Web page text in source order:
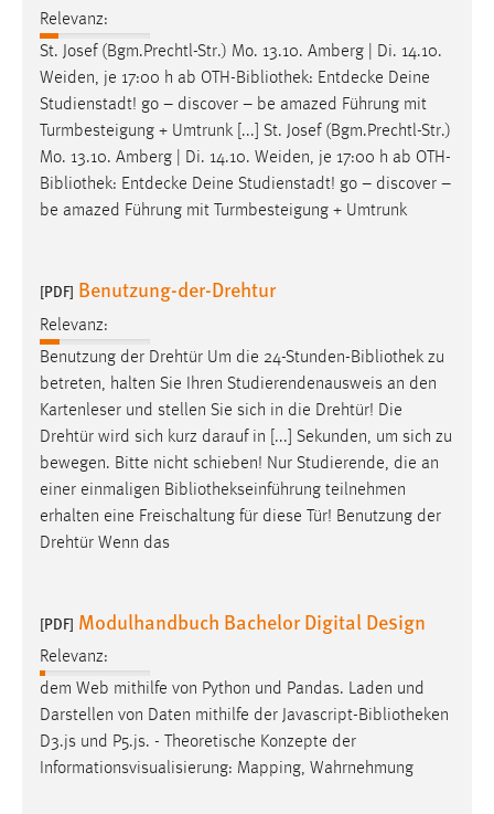
Relevanz:
St. Josef (Bgm.Prechtl-Str.) Mo. 13.10. Amberg | Di. 14.10.
Weiden, je 17:00 h ab OTH-Bibliothek: Entdecke Deine
Studienstadt! go – discover – be amazed Führung mit
Turmbesteigung + Umtrunk [...] St. Josef (Bgm.Prechtl-Str.)
Mo. 13.10. Amberg | Di. 14.10. Weiden, je 17:00 h ab OTH-
Bibliothek: Entdecke Deine Studienstadt! go – discover –
be amazed Führung mit Turmbesteigung + Umtrunk
[PDF] Benutzung-der-Drehtur
Relevanz:
Benutzung der Drehtür Um die 24-Stunden-Bibliothek zu
betreten, halten Sie Ihren Studierendenausweis an den
Kartenleser und stellen Sie sich in die Drehtür! Die
Drehtür wird sich kurz darauf in [...] Sekunden, um sich zu
bewegen. Bitte nicht schieben! Nur Studierende, die an
einer einmaligen Bibliothekseinführung teilnehmen
erhalten eine Freischaltung für diese Tür! Benutzung der
Drehtür Wenn das
[PDF] Modulhandbuch Bachelor Digital Design
Relevanz:
dem Web mithilfe von Python und Pandas. Laden und
Darstellen von Daten mithilfe der Javascript-Bibliotheken
D3.js und P5.js. - Theoretische Konzepte der
Informationsvisualisierung: Mapping, Wahrnehmung
verwendet, um personalisierte Werbung anzuzeigen.
Sie tun dies, indem sie Besucher über Websites
hinweg verfolgen.
Google Ads
Name:
_gcl_au
Zweck:
Conversion-Tracking
Cookie Laufzeit:
3 Monate
Facebook Pixel
Name:
_fbp
Conversion-Tracking
Cookie Laufzeit:
3 Monate